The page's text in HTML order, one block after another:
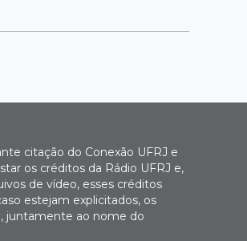
citação do Conexão UFRJ e
os créditos da Rádio UFRJ e,
de vídeo, esses créditos
estejam explicitados, os
juntamente ao nome do